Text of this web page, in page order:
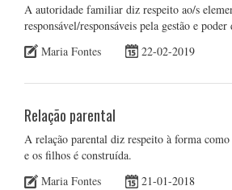
A autoridade familiar diz respeito ao/s
responsável/responsáveis pela gestão e
Maria Fontes
22-02-2019
Relação parental
A relação parental diz respeito à forma
e os filhos é construída.
Maria Fontes
21-01-2018